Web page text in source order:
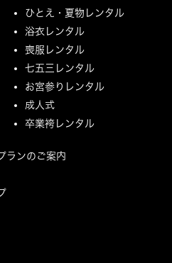
ひとえ・夏物レンタル
浴衣レンタル
喪服レンタル
七五三レンタル
お宮参りレンタル
成人式
卒業袴レンタル
ランのご案内